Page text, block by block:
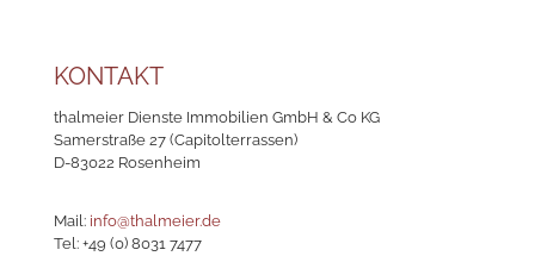
KONTAKT
thalmeier Dienste Immobilien GmbH & Co KG
Samerstraße 27 (Capitolterrassen)
D-83022 Rosenheim
Mail: info@thalmeier.de
Tel: +49 (0) 8031 7477